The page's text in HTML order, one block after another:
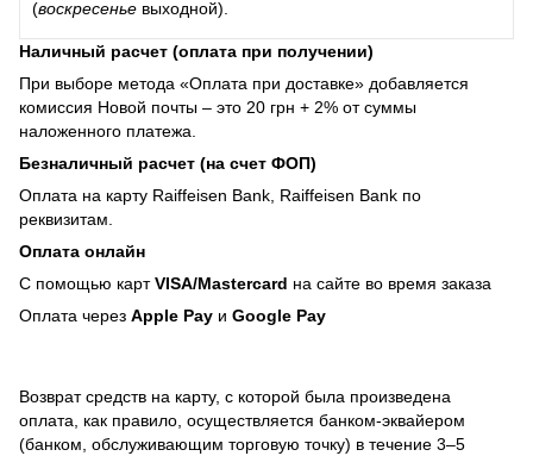
(воскресенье выходной).
Наличный расчет (оплата при получении)
При выборе метода «Оплата при доставке» добавляется
комиссия Новой почты – это 20 грн + 2% от суммы
наложенного платежа.
Безналичный расчет (на счет ФОП)
Оплата на карту Raiffeisen Bank, Raiffeisen Bank по
реквизитам.
Оплата онлайн
С помощью картVISA/Mastercard на сайте во время заказа
Оплата через Apple Pay и Google Pay
Возврат средств на карту, с которой была произведена
оплата, как правило, осуществляется банком-эквайером
(банком, обслуживающим торговую точку) в течение 3–5